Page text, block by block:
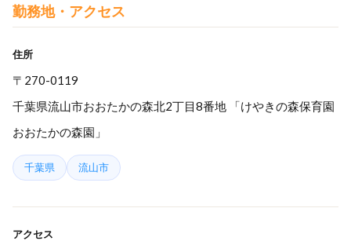
勤務地・アクセス
住所
〒270-0119
千葉県流山市おおたかの森北2丁目8番地 「けやきの森保育園
おおたかの森園」
千葉県 流山市
アクセス